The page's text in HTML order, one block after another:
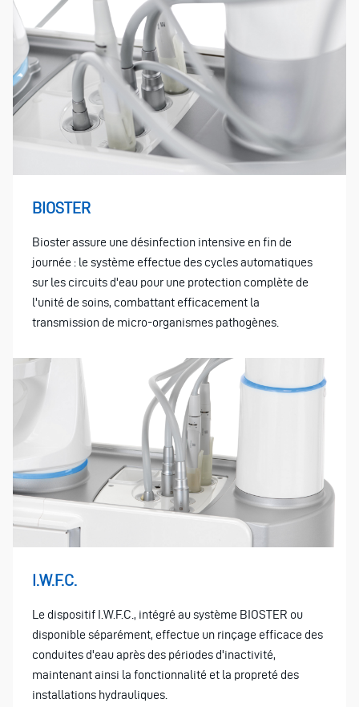
BIOSTER
Bioster assure une désinfection intensive en fin de
journée : le système effectue des cycles automatiques
sur les circuits d'eau pour une protection complète de
l'unité de soins, combattant efficacement la
transmission de micro-organismes pathogènes.
I.W.F.C.
Le dispositif I.W.F.C., intégré au système BIOSTER ou
disponible séparément, effectue un rinçage efficace des
conduites d'eau après des périodes d'inactivité,
maintenant ainsi la fonctionnalité et la propreté des
installations hydrauliques.